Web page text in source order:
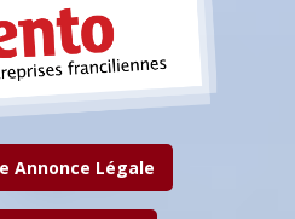
Annonce Légale